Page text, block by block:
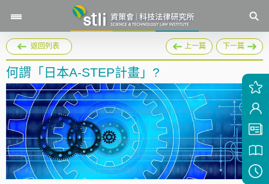
返回列表 上一篇 下一篇
何謂「日本A-STEP計畫」?